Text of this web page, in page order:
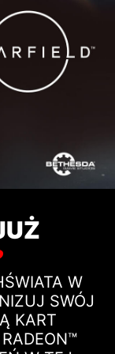
W
SWÓJ
KART